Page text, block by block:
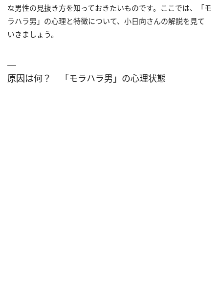
な男性の見抜き方を知っておきたいものです。ここでは、「モ
ラハラ男」の心理と特徴について、小日向さんの解説を見て
いきましょう。
原因は何？ 「モラハラ男」の心理状態